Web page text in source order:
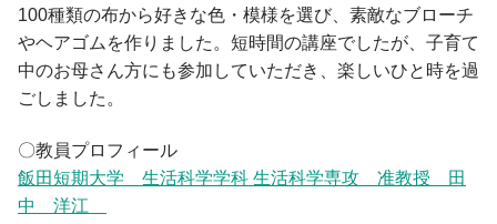
100種類の布から好きな色・模様を選び、素敵なブローチ
やヘアゴムを作りました。短時間の講座でしたが、子育て
中のお母さん方にも参加していただき、楽しいひと時を過
ごしました。
〇教員プロフィール
飯田短期大学 生活科学学科 生活科学専攻 准教授 田
中 洋江